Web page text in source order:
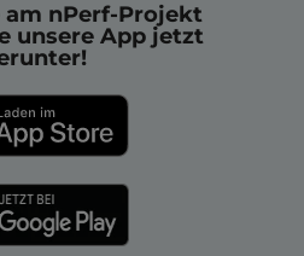
am nPerf-Projekt
unsere App jetzt